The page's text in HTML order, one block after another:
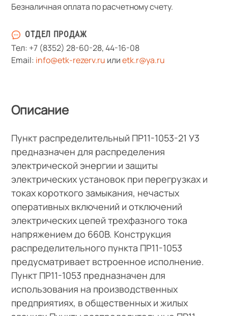
Безналичная оплата по расчетному счету.
ОТДЕЛ ПРОДАЖ
Тел: +7 (8352) 28-60-28,44-16-08
Email: info@etk-rezerv.ru илиetk.r@ya.ru
Описание
Пункт распределительный ПР11-1053-21 У3
предназначен для распределения
электрической энергии и защиты
электрических установок при перегрузках и
токах короткого замыкания, нечастых
оперативных включений и отключений
электрических цепей трехфазного тока
напряжением до 660В. Конструкция
распределительного пункта ПР11-1053
предусматривает встроенное исполнение.
Пункт ПР11-1053 предназначен для
использования на производственных
предприятиях, в общественных и жилых